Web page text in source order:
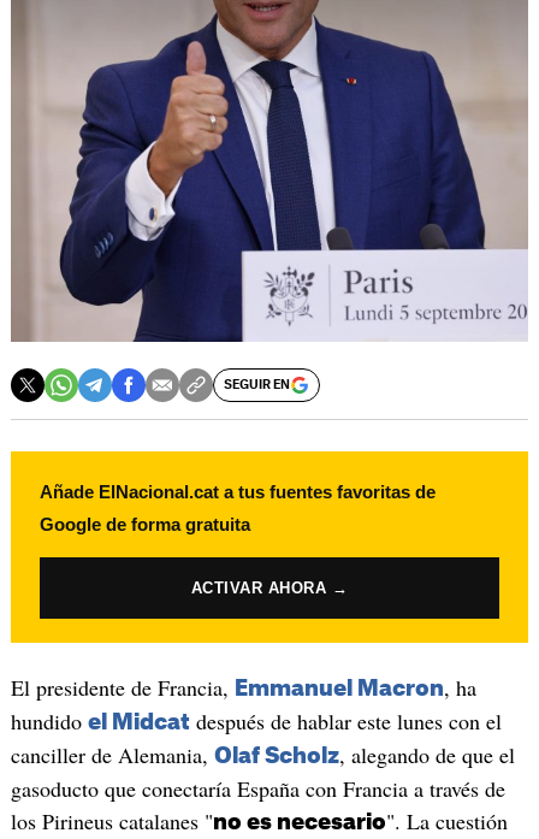
SEGUIR EN
Añade ElNacional.cat a tus fuentes favoritas de
Google de forma gratuita
ACTIVAR AHORA →
El presidente de Francia, Emmanuel Macron, ha
hundido el Midcatdespués de hablar este lunes con el
canciller de Alemania, Olaf Scholz, alegando de que el
gasoducto que conectaría España con Francia a través de
los Pirineus catalanes "no es necesario". La cuestión